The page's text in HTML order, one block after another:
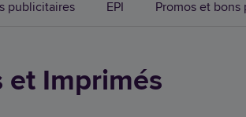
publicitaires EPI Promos et bons
et Imprimés